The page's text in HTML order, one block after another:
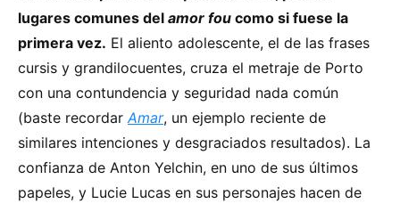
lugares comunes del amor fou como si fuese la
primera vez. El aliento adolescente, el de las frases
cursis y grandilocuentes, cruza el metraje de Porto
con una contundencia y seguridad nada común
(baste recordarAmar, un ejemplo reciente de
similares intenciones y desgraciados resultados). La
confianza de Anton Yelchin, en uno de sus últimos
papeles, y Lucie Lucas en sus personajes hacen de